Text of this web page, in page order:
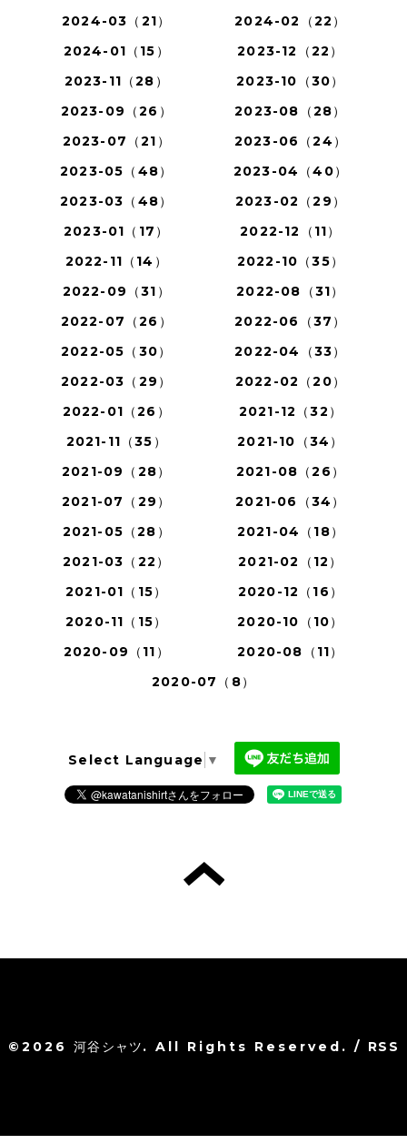
2024-03（21）
2024-02（22）
2024-01（15）
2023-12（22）
2023-11（28）
2023-10（30）
2023-09（26）
2023-08（28）
2023-07（21）
2023-06（24）
2023-05（48）
2023-04（40）
2023-03（48）
2023-02（29）
2023-01（17）
2022-12（11）
2022-11（14）
2022-10（35）
2022-09（31）
2022-08（31）
2022-07（26）
2022-06（37）
2022-05（30）
2022-04（33）
2022-03（29）
2022-02（20）
2022-01（26）
2021-12（32）
2021-11（35）
2021-10（34）
2021-09（28）
2021-08（26）
2021-07（29）
2021-06（34）
2021-05（28）
2021-04（18）
2021-03（22）
2021-02（12）
2021-01（15）
2020-12（16）
2020-11（15）
2020-10（10）
2020-09（11）
2020-08（11）
2020-07（8）
Select Language ▼
©2026河谷シャツ. All Rights Reserved. / RSS